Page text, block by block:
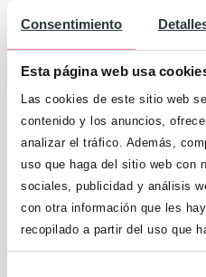
Consentimiento
Esta página web usa
Las cookies de este sitio web
contenido y los anuncios,
analizar el tráfico. Además,
uso que haga del sitio web con
sociales, publicidad y análisis
con otra información que les
recopilado a partir del uso que
enseñarle
regularlas.Esta
reaccionar de
relajarse hasta
más tranquila. No
busca evadirle del
ayuda a los más
importancia de
necesario cuando la
desborda, para así